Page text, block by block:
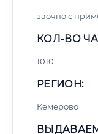
заочно с
КОЛ-ВО
1010
РЕГИОН:
Кемерово